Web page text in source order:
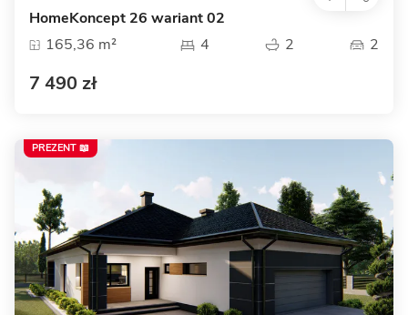
HomeKoncept 26 wariant 02
165,36 m²
4 2 2
7 490 zł
PREZENT 📖